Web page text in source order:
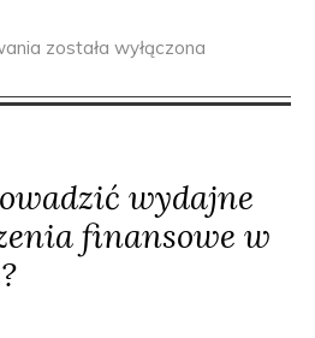
została wyłączona
wydajne
finansowe w